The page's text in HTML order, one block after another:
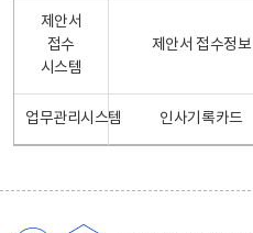
제안서
접수
시스템
제안서 접수정보
업무관리시스템 인사기록카드